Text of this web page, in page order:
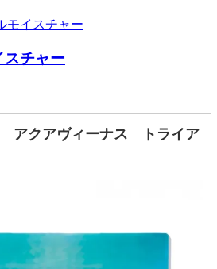
スチャー
アクアヴィーナス トライア